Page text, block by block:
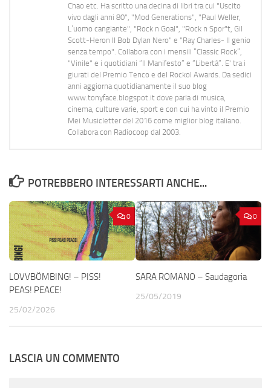
Chao etc. Ha scritto una decina di libri tra cui "Uscito
vivo dagli anni 80", "Mod Generations", "Paul Weller,
L’uomo cangiante", "Rock n Goal", "Rock n Spor"t, Gil
Scott-Heron Il Bob Dylan Nero" e "Ray Charles- Il genio
senza tempo". Collabora con i mensili “Classic Rock”,
"Vinile" e i quotidiani “Il Manifesto” e “Libertà”. E' tra i
giurati del Premio Tenco e del Rockol Awards. Da sedici
anni aggiorna quotidianamente il suo blog
www.tonyface.blogspot.it dove parla di musica,
cinema, culture varie, sport e con cui ha vinto il Premio
Mei Musicletter del 2016 come miglior blog italiano.
Collabora con Radiocoop dal 2003.
POTREBBERO INTERESSARTI ANCHE...
0
LOVVBÖMBING! – PISS!
PEAS! PEACE!
25/02/2026
0
SARA ROMANO – Saudagoria
25/05/2019
LASCIA UN COMMENTO